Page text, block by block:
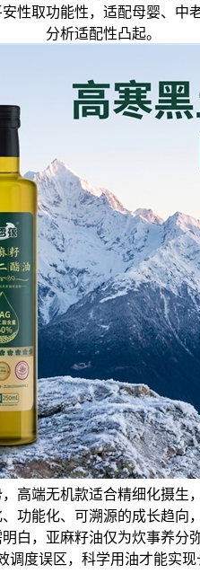
性取功能性，适配母婴、中
分析适配性凸起。
高端无机款适合精细化摄生
功能化、可溯源的成长趋向
白，亚麻籽油仅为炊事养分
调度误区，科学用油才能实现